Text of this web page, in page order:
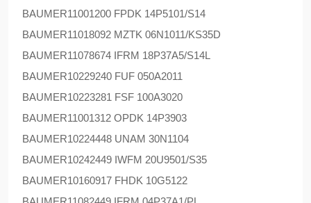
BAUMER11001200 FPDK 14P5101/S14
BAUMER11018092 MZTK 06N1011/KS35D
BAUMER11078674 IFRM 18P37A5/S14L
BAUMER10229240 FUF 050A2011
BAUMER10223281 FSF 100A3020
BAUMER11001312 OPDK 14P3903
BAUMER10224448 UNAM 30N1104
BAUMER10242449 IWFM 20U9501/S35
BAUMER10160917 FHDK 10G5122